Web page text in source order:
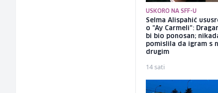
USKORO NA SFF-U
Selma Alispahić
o "Ay Carmeli":
bi bio ponosan;
pomislila da igram s
drugim
14 sati